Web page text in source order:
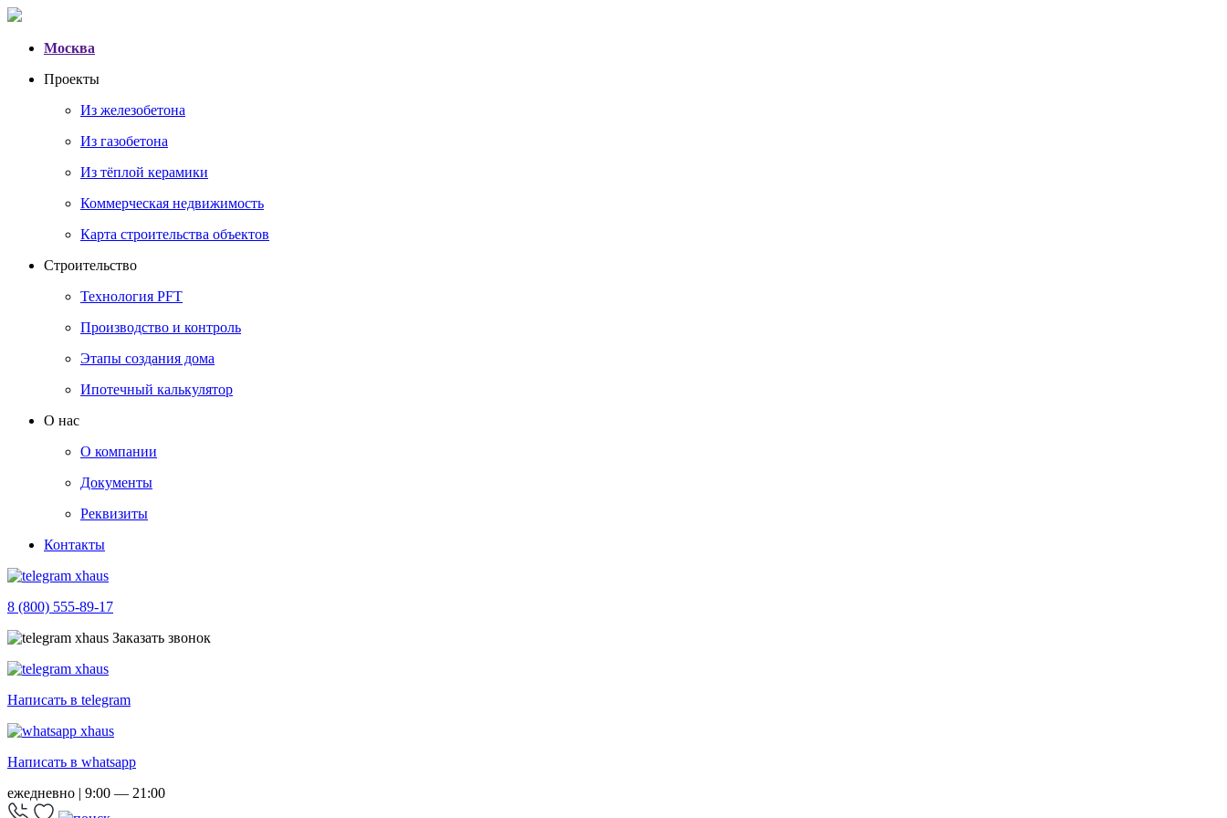
Москва
Проекты
Из железобетона
Из газобетона
Из тёплой керамики
Коммерческая недвижимость
Карта строительства объектов
Строительство
Технология PFT
Производство и контроль
Этапы создания дома
Ипотечный калькулятор
О нас
О компании
Документы
Реквизиты
Контакты
8 (800) 555-89-17
Заказать звонок
Написать в telegram
Написать в whatsapp
ежедневно | 9:00 — 21:00